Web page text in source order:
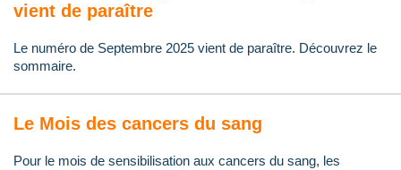
vient de paraître
Le numéro de Septembre 2025 vient de paraître. Découvrez le
sommaire.
Le Mois des cancers du sang
Pour le mois de sensibilisation aux cancers du sang, les